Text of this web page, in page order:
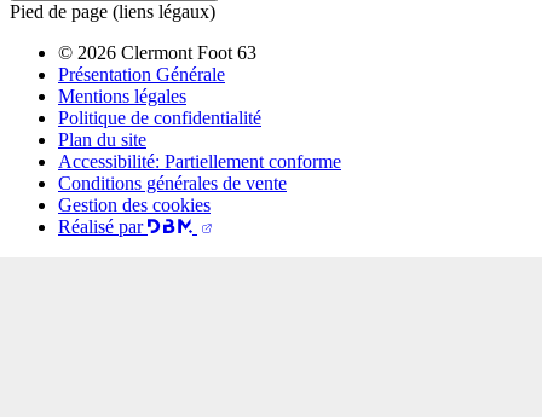
Pied de page (liens légaux)
© 2026 Clermont Foot 63
Présentation Générale
Mentions légales
Politique de confidentialité
Plan du site
Accessibilité: Partiellement conforme
Conditions générales de vente
Gestion des cookies
Réalisé par